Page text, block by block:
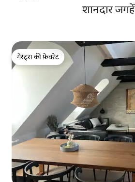
शानदार जगहें
गेस्ट्स की फ़ेवरेट
गेस्ट्स की फ़ेवरेट